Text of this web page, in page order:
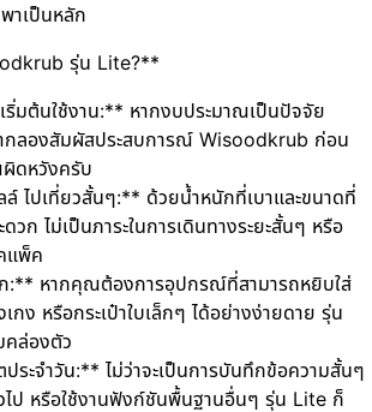
าเป็นหลัก
รุ่น Lite?**
มต้นใช้งาน:** หากงบประมาณเป็นปัจจัย
ลองสัมผัสประสบการณ์ Wisoodkrub ก่อน
ดหวังครับ
ไปเที่ยวสั้นๆ:** ด้วยน้ำหนักที่เบาและขนาดที่
วก ไม่เป็นภาระในการเดินทางระยะสั้นๆ หรือ
แพ็ค
:** หากคุณต้องการอุปกรณ์ที่สามารถหยิบใส่
เกง หรือกระเป๋าใบเล็กๆ ได้อย่างง่ายดาย รุ่น
ล่องตัว
ระจำวัน:** ไม่ว่าจะเป็นการบันทึกข้อความสั้นๆ
ไป หรือใช้งานฟังก์ชันพื้นฐานอื่นๆ รุ่น Lite ก็